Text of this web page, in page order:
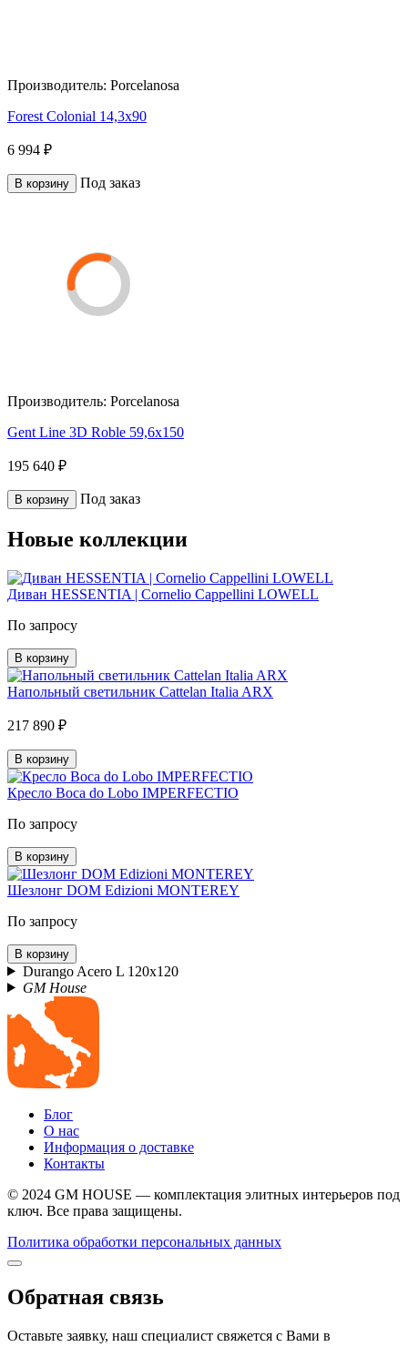
Производитель: Porcelanosa
Forest Colonial 14,3x90
6 994 ₽
В корзину Под заказ
Производитель: Porcelanosa
Gent Line 3D Roble 59,6x150
195 640 ₽
В корзину Под заказ
Новые коллекции
Диван HESSENTIA | Cornelio Cappellini LOWELL
По запросу
В корзину
Напольный светильник Cattelan Italia ARX
217 890 ₽
В корзину
Кресло Boca do Lobo IMPERFECTIO
По запросу
В корзину
Шезлонг DOM Edizioni MONTEREY
По запросу
В корзину
Durango Acero L 120x120
GM House
Блог
О нас
Информация о доставке
Контакты
© 2024 GM HOUSE — комплектация элитных интерьеров под
ключ. Все права защищены.
Политика обработки персональных данных
Обратная связь
Оставьте заявку, наш специалист свяжется с Вами в